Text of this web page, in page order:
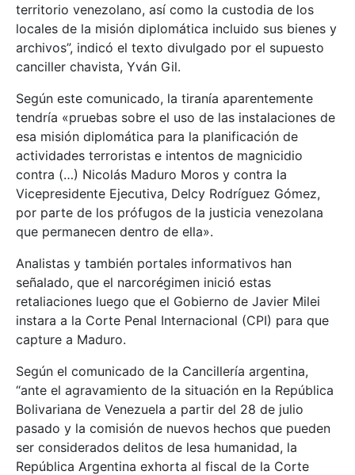
territorio venezolano, así como la custodia de los
locales de la misión diplomática incluido sus bienes y
archivos”, indicó el texto divulgado por el supuesto
canciller chavista, Yván Gil.
Según este comunicado, la tiranía aparentemente
tendría «pruebas sobre el uso de las instalaciones de
esa misión diplomática para la planificación de
actividades terroristas e intentos de magnicidio
contra (…) Nicolás Maduro Moros y contra la
Vicepresidente Ejecutiva, Delcy Rodríguez Gómez,
por parte de los prófugos de la justicia venezolana
que permanecen dentro de ella».
Analistas y también portales informativos han
señalado, que el narcorégimen inició estas
retaliaciones luego que el Gobierno de Javier Milei
instara a la Corte Penal Internacional (CPI) para que
capture a Maduro.
Según el comunicado de la Cancillería argentina,
“ante el agravamiento de la situación en la República
Bolivariana de Venezuela a partir del 28 de julio
pasado y la comisión de nuevos hechos que pueden
ser considerados delitos de lesa humanidad, la
República Argentina exhorta al fiscal de la Corte